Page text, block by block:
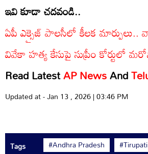
ఇవి కూడా చదవండి..
ఏపీ ఎక్సైజ్ పాలసీలో కీలక మార్పులు..
వివేకా హత్య కేసుపై సుప్రీం
Read LatestAP NewsAnd
Updated at - Jan 13 , 2026 | 03:46 PM
Tags #Andhra Pradesh #Tirupati